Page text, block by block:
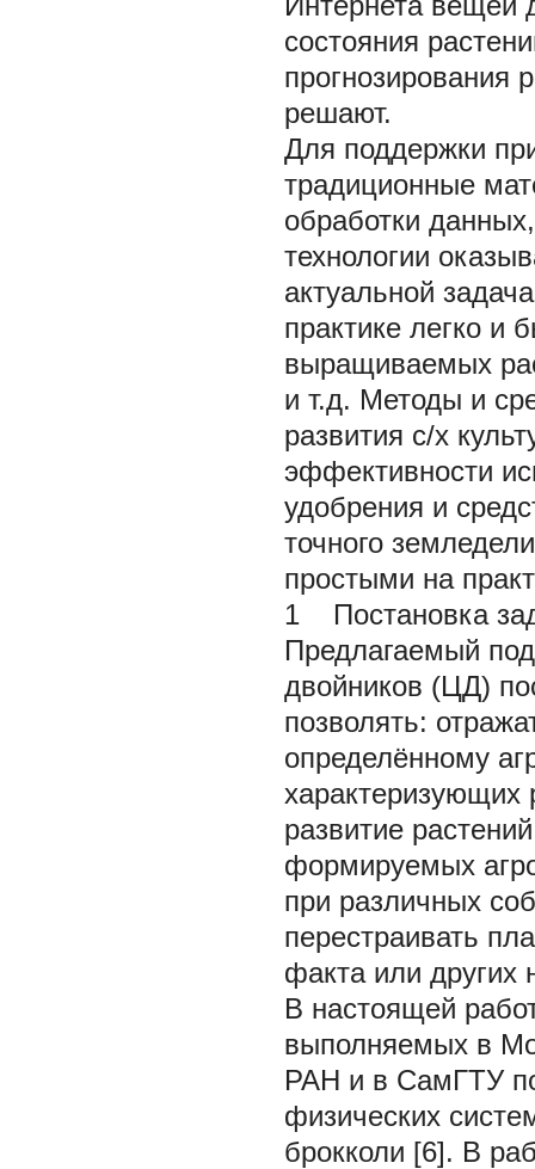
состояния
прогнозирования
решают.
Для поддержки
традиционные
обработки
технологии
актуальной
практике легко и
выращиваемых
и т.д. Методы и
развития с/х
эффективности
удобрения и
точного
простыми на
1 Постановка
Предлагаемый
двойников (ЦД)
позволять:
определённому
характеризующих
развитие
формируемых
при различных
перестраивать
факта или других
В настоящей
выполняемых в
РАН и в СамГТУ
физических
брокколи [6]. В